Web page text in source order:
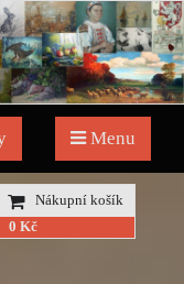
Menu
Nákupní košík
0 Kč